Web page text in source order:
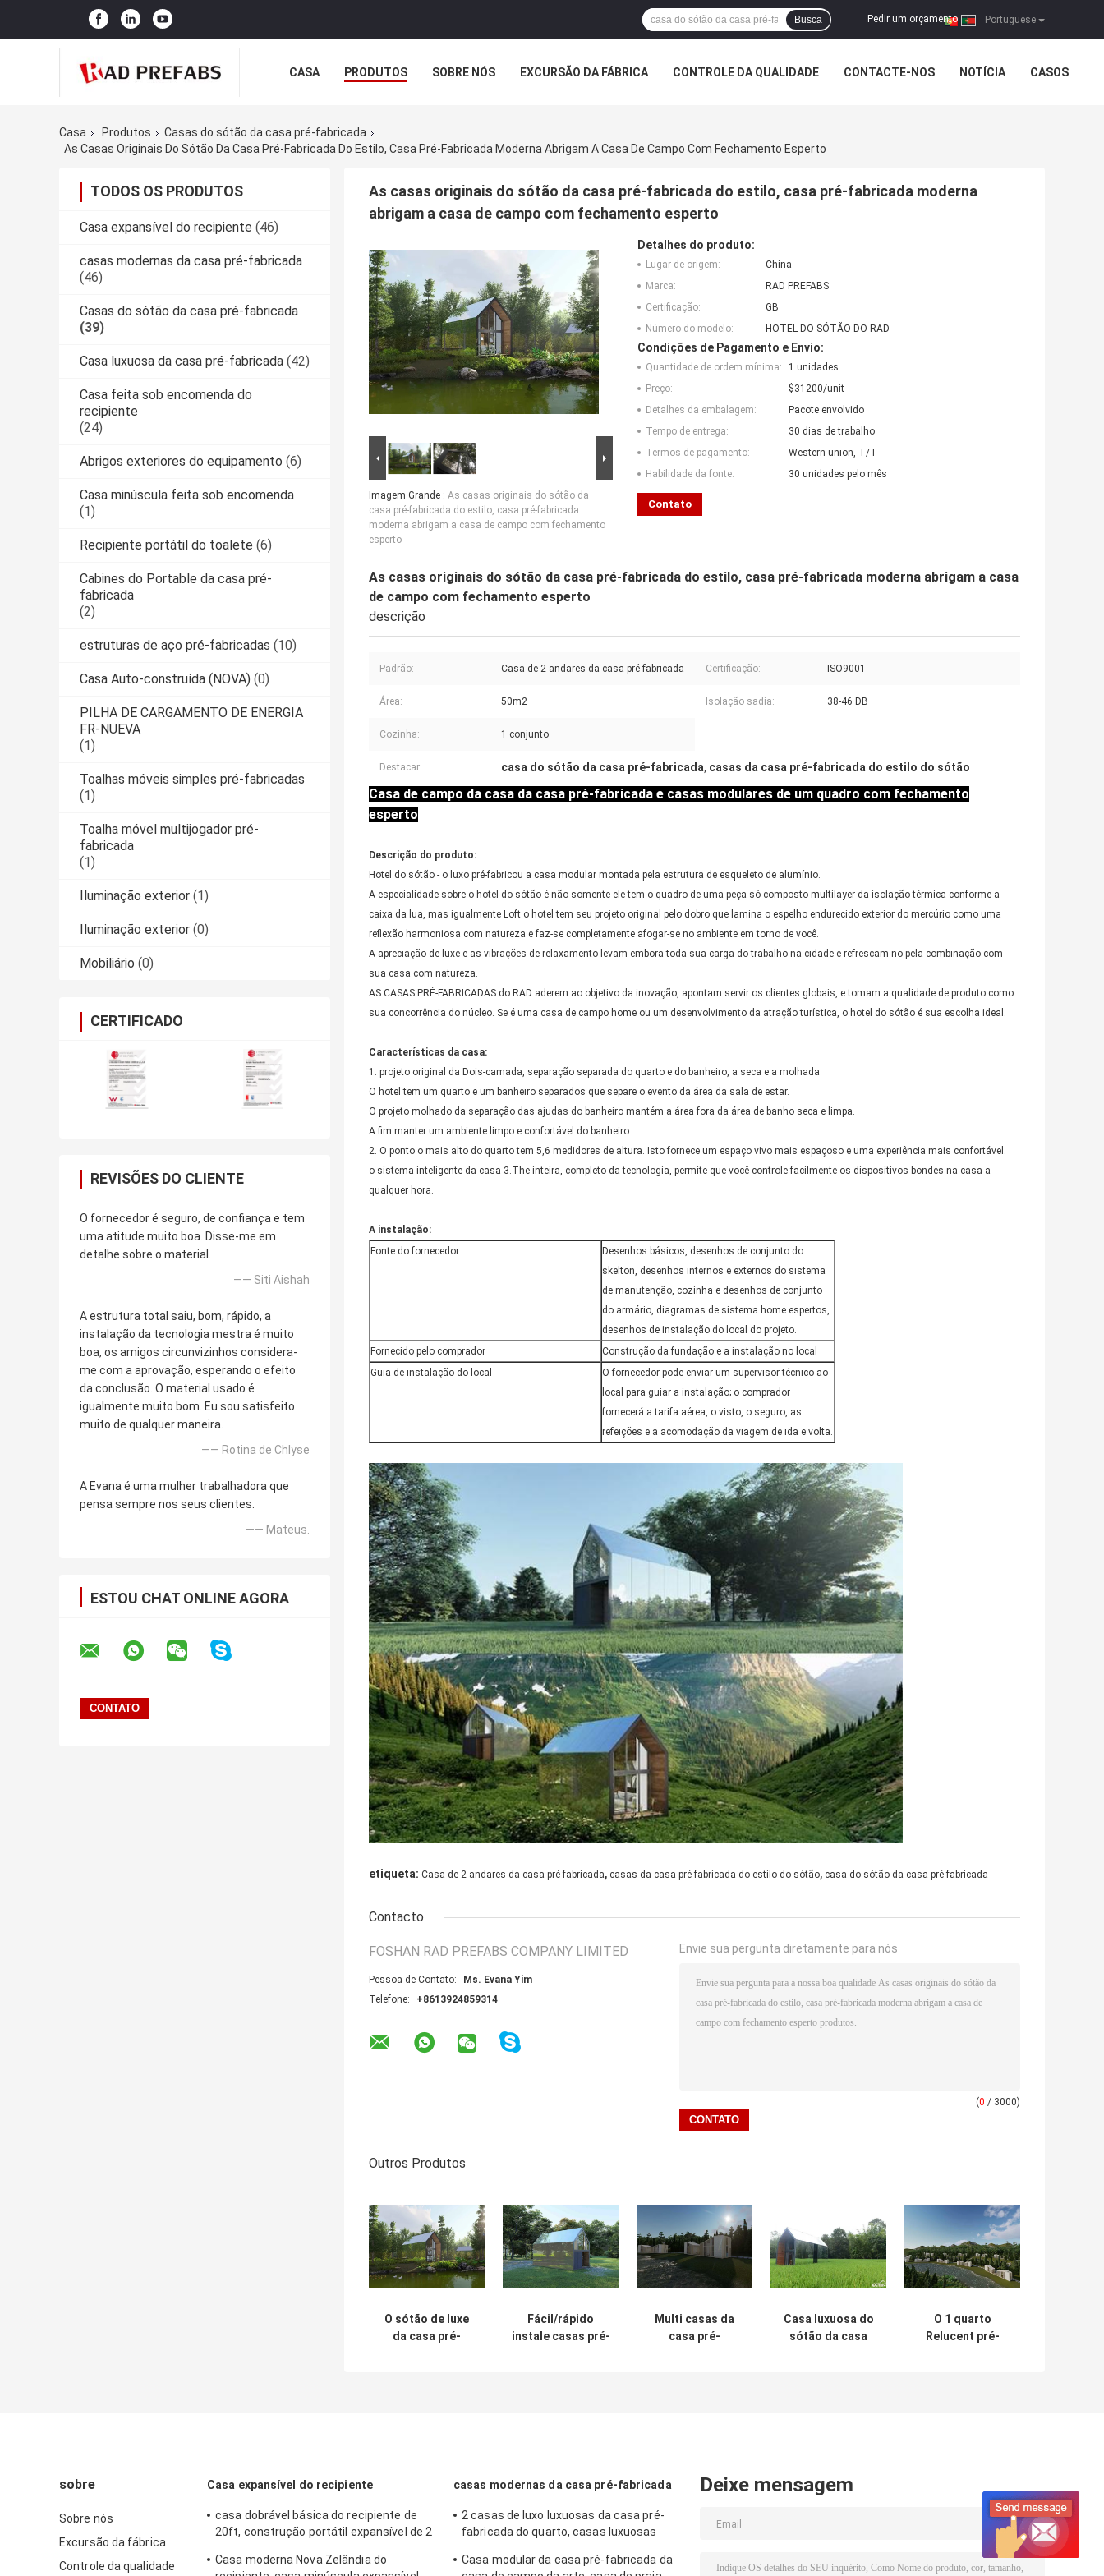
Portuguese
Pedir um orçamento |
Busca
CASA PRODUTOS SOBRE NÓS EXCURSÃO DA FÁBRICA CONTROLE DA QUALIDADE CONTACTE-NOS NOTÍCIA CASOS
Casa Produtos
Casas do sótão da casa pré-fabricada
As Casas Originais Do Sótão Da Casa Pré-Fabricada Do Estilo, Casa Pré-Fabricada Moderna Abrigam A Casa De Campo Com Fechamento Esperto
TODOS OS PRODUTOS
Casa expansível do recipiente (46)
casas modernas da casa pré-fabricada
(46)
Casas do sótão da casa pré-fabricada
(39)
Casa luxuosa da casa pré-fabricada (42)
Casa feita sob encomenda do
recipiente
(24)
Abrigos exteriores do equipamento (6)
Casa minúscula feita sob encomenda
(1)
Recipiente portátil do toalete (6)
Cabines do Portable da casa pré-
fabricada
(2)
estruturas de aço pré-fabricadas (10)
Casa Auto-construída (NOVA) (0)
PILHA DE CARGAMENTO DE ENERGIA
FR-NUEVA
(1)
Toalhas móveis simples pré-fabricadas
(1)
Toalha móvel multijogador pré-
fabricada
(1)
Iluminação exterior (1)
Iluminação exterior (0)
Mobiliário (0)
CERTIFICADO
REVISÕES DO CLIENTE
O fornecedor é seguro, de confiança e tem
uma atitude muito boa. Disse-me em
detalhe sobre o material.
—— Siti Aishah
A estrutura total saiu, bom, rápido, a
instalação da tecnologia mestra é muito
boa, os amigos circunvizinhos considera-
me com a aprovação, esperando o efeito
da conclusão. O material usado é
igualmente muito bom. Eu sou satisfeito
muito de qualquer maneira.
—— Rotina de Chlyse
A Evana é uma mulher trabalhadora que
pensa sempre nos seus clientes.
—— Mateus.
ESTOU CHAT ONLINE AGORA
As casas originais do sótão da casa pré-fabricada do estilo, casa pré-fabricada moderna
abrigam a casa de campo com fechamento esperto
Imagem Grande : As casas originais do sótão da
casa pré-fabricada do estilo, casa pré-fabricada
moderna abrigam a casa de campo com fechamento
esperto
Detalhes do produto:
Lugar de origem:
China
Marca:
RAD PREFABS
Certificação:
GB
Número do modelo:
HOTEL DO SÓTÃO DO RAD
Condições de Pagamento e Envio:
Quantidade de ordem mínima:
1 unidades
Preço:
$31200/unit
Detalhes da embalagem:
Pacote envolvido
Tempo de entrega:
30 dias de trabalho
Termos de pagamento:
Western union, T/T
Habilidade da fonte:
30 unidades pelo mês
Contato
As casas originais do sótão da casa pré-fabricada do estilo, casa pré-fabricada moderna abrigam a casa
de campo com fechamento esperto
descrição
Padrão: Casa de 2 andares da casa pré-fabricada Certificação: ISO9001
Área: 50m2 Isolação sadia: 38-46 DB
Cozinha: 1 conjunto
Destacar: casa do sótão da casa pré-fabricada casas da casa pré-fabricada do estilo do sótão
Casa de campo da casa da casa pré-fabricada e casas modulares de um quadro com fechamento
esperto
Descrição do produto:
Hotel do sótão - o luxo pré-fabricou a casa modular montada pela estrutura de esqueleto de alumínio.
A especialidade sobre o hotel do sótão é não somente ele tem o quadro de uma peça só composto multilayer da isolação térmica conforme a
caixa da lua, mas igualmente Loft o hotel tem seu projeto original pelo dobro que lamina o espelho endurecido exterior do mercúrio como uma
reflexão harmoniosa com natureza e faz-se completamente afogar-se no ambiente em torno de você.
A apreciação de luxe e as vibrações de relaxamento levam embora toda sua carga do trabalho na cidade e refrescam-no pela combinação com
sua casa com natureza.
AS CASAS PRÉ-FABRICADAS do RAD aderem ao objetivo da inovação, apontam servir os clientes globais, e tomam a qualidade de produto como
sua concorrência do núcleo. Se é uma casa de campo home ou um desenvolvimento da atração turística, o hotel do sótão é sua escolha ideal.
Características da casa:
1. projeto original da Dois-camada, separação separada do quarto e do banheiro, a seca e a molhada
O hotel tem um quarto e um banheiro separados que separe o evento da área da sala de estar.
O projeto molhado da separação das ajudas do banheiro mantém a área fora da área de banho seca e limpa.
A fim manter um ambiente limpo e confortável do banheiro.
2. O ponto o mais alto do quarto tem 5,6 medidores de altura. Isto fornece um espaço vivo mais espaçoso e uma experiência mais confortável.
o sistema inteligente da casa 3.The inteira, completo da tecnologia, permite que você controle facilmente os dispositivos bondes na casa a
qualquer hora.
A instalação:
Fonte do fornecedor
Desenhos básicos, desenhos de conjunto do
skelton, desenhos internos e externos do sistema
de manutenção, cozinha e desenhos de conjunto
do armário, diagramas de sistema home espertos,
desenhos de instalação do local do projeto.
Fornecido pelo comprador
Construção da fundação e a instalação no local
Guia de instalação do local
O fornecedor pode enviar um supervisor técnico ao
local para guiar a instalação; o comprador
fornecerá a tarifa aérea, o visto, o seguro, as
refeições e a acomodação da viagem de ida e volta.
etiqueta: Casa de 2 andares da casa pré-fabricada, casas da casa pré-fabricada do estilo do sótão, casa do sótão da casa pré-fabricada
Contacto
FOSHAN RAD PREFABS COMPANY LIMITED
Pessoa de Contato:
Ms. Evana Yim
Telefone:
+8613924859314
Envie sua pergunta diretamente para nós
(0 / 3000)
Outros Produtos
O sótão de luxe
da casa pré-
Fácil/rápido
instale casas pré-
Multi casas da
casa pré-
Casa luxuosa do
sótão da casa
O 1 quarto
Relucent pré-
sobre
Sobre nós
Excursão da fábrica
Controle da qualidade
Casa expansível do recipiente
casa dobrável básica do recipiente de
20ft, construção portátil expansível de 2
Casa moderna Nova Zelândia do
casas modernas da casa pré-fabricada
2 casas de luxo luxuosas da casa pré-
fabricada do quarto, casas luxuosas
balcão
Casa modular da casa pré-fabricada da
Deixe mensagem